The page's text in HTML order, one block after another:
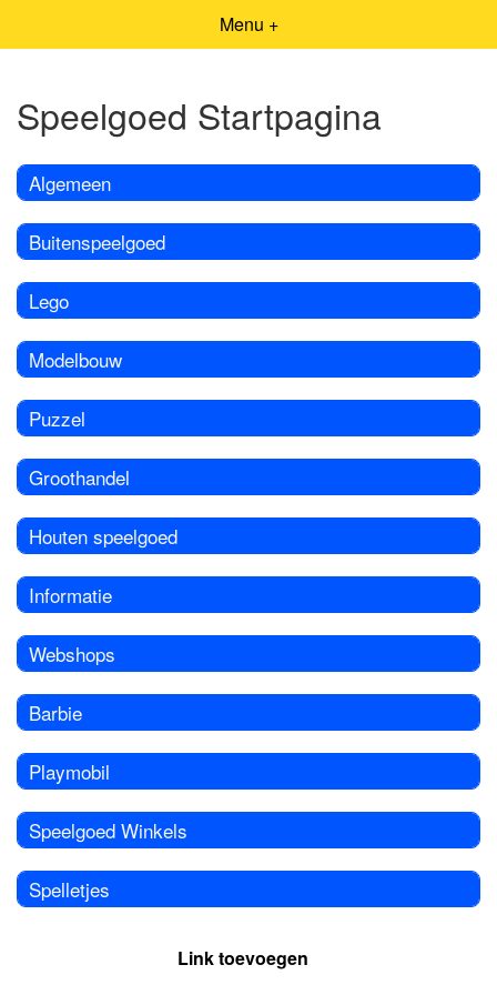
Menu +
Speelgoed Startpagina
Algemeen
Buitenspeelgoed
Lego
Modelbouw
Puzzel
Groothandel
Houten speelgoed
Informatie
Webshops
Barbie
Playmobil
Speelgoed Winkels
Spelletjes
Link toevoegen